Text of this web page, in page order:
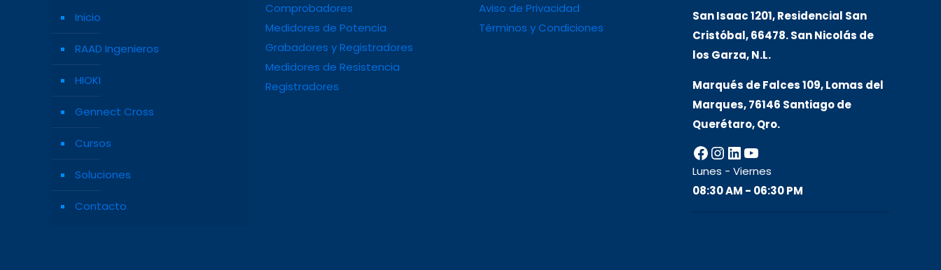
Inicio
RAAD Ingenieros
HIOKI
Gennect Cross
Cursos
Soluciones
Contacto
Comprobadores
Medidores de Potencia
Grabadores y Registradores
Medidores de Resistencia
Registradores
Aviso de Privacidad
Términos y Condiciones
San Isaac 1201, Residencial San
Cristóbal, 66478. San Nicolás de
los Garza, N.L.
Marqués de Falces 109, Lomas del
Marques, 76146 Santiago de
Querétaro, Qro.
Facebook
Instagram
LinkedIn
YouTube
Lunes - Viernes
08:30 AM - 06:30 PM